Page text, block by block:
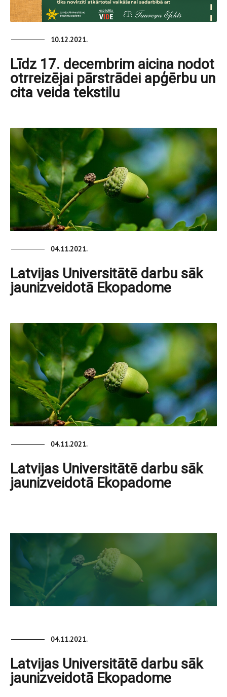
10.12.2021.
Līdz 17. decembrim aicina nodot
otrreizējai pārstrādei apģērbu un
cita veida tekstilu
04.11.2021.
Latvijas Universitātē darbu sāk
jaunizveidotā Ekopadome
04.11.2021.
Latvijas Universitātē darbu sāk
jaunizveidotā Ekopadome
04.11.2021.
Latvijas Universitātē darbu sāk
jaunizveidotā Ekopadome